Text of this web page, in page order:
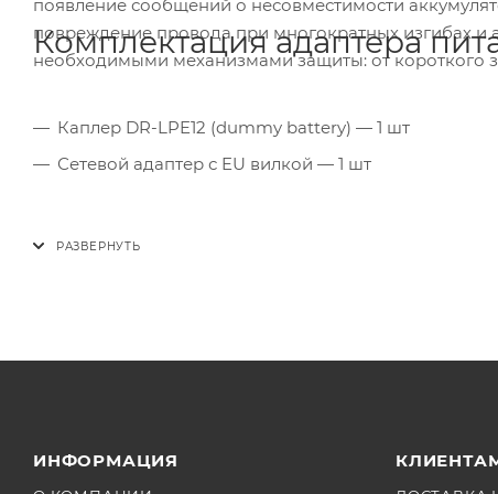
появление сообщений о несовместимости
повреждение провода при многократных изгибах
необходимыми механизмами защиты: от
Комплектация адаптера
Каплер DR-LPE12 (dummy battery) — 1 шт
Сетевой адаптер с EU вилкой — 1 шт
ИНФОРМАЦИЯ